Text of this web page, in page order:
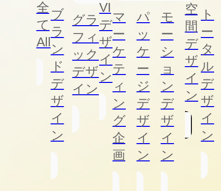
全
て
All
ブ
ラ
ン
ド
デ
ザ
イ
ン
グラ
フィ
ック
デザ
イン
VI
デ
ザ
イ
ン
マ
ー
ケ
テ
ィ
ン
グ
企
画
パ
ッ
ケ
ー
ジ
デ
ザ
イ
ン
モ
ー
シ
ョ
ン
デ
ザ
イ
ン
空
間
デ
ザ
イ
ン
ト
ー
タ
ル
デ
ザ
イ
ン